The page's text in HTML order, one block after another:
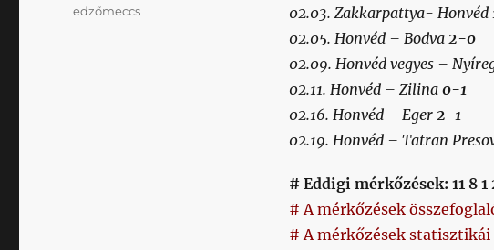
02.03. Zakkarpattya- Honvéd
02.05. Honvéd – Bodva 2-0
02.09. Honvéd vegyes –
02.11. Honvéd – Zilina 0-1
02.16. Honvéd – Eger 2-1
02.19. Honvéd – Tatran
# Eddigi mérkőzések: 11 8 1
# A mérkőzések
# A mérkőzések statisztikái
Címke
edzőmeccs